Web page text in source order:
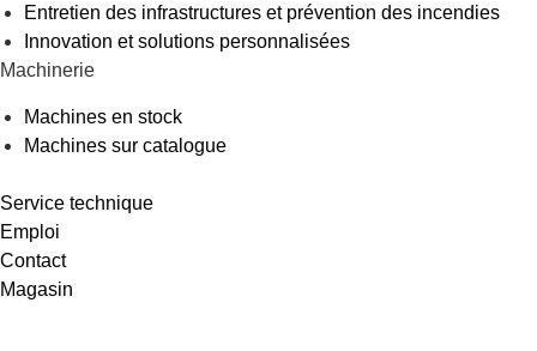
Entretien des infrastructures et prévention des incendies
Innovation et solutions personnalisées
Machinerie
Machines en stock
Machines sur catalogue
Service technique
Emploi
Contact
Magasin